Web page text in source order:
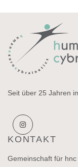
Seit über 25 Jahren
KONTAKT
Gemeinschaft für